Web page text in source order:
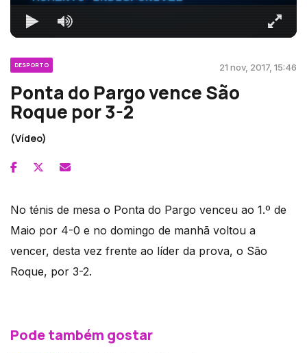
DESPORTO 21 nov, 2017, 15:46
Ponta do Pargo vence São
Roque por 3-2
(Vídeo)
No ténis de mesa o Ponta do Pargo venceu ao 1.º de
Maio por 4-0 e no domingo de manhã voltou a
vencer, desta vez frente ao líder da prova, o São
Roque, por 3-2.
Pode também gostar